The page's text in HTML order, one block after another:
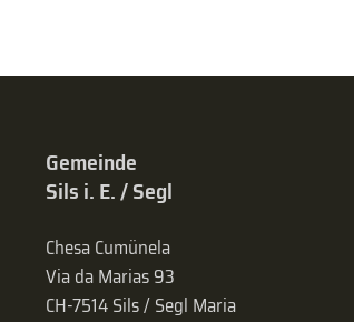
Gemeinde
Sils i. E. / Segl
Chesa Cumünela
Via da Marias 93
CH-7514 Sils / Segl Maria